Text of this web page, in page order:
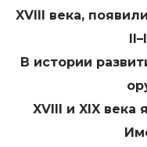
XVIII века,
В истории
XVIII и XIX